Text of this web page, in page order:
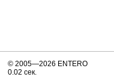
© 2005—2026 ENTERO
0.02 сек.